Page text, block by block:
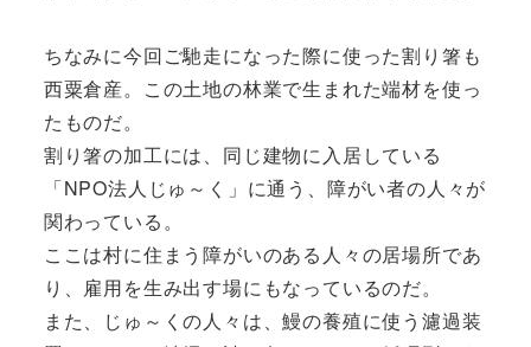
ちなみに今回ご馳走になった際に使った割り箸も
西粟倉産。この土地の林業で生まれた端材を使っ
たものだ。
割り箸の加工には、同じ建物に入居している
「NPO法人じゅ～く」に通う、障がい者の人々が
関わっている。
ここは村に住まう障がいのある人々の居場所であ
り、雇用を生み出す場にもなっているのだ。
また、じゅ～くの人々は、鰻の養殖に使う濾過装